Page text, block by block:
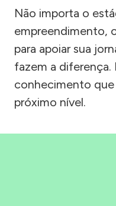
Não importa o
empreendimento,
para apoiar sua
fazem a diferença.
conhecimento que
próximo nível.